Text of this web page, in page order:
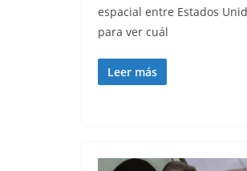
espacial entre Estados
para ver cuál
Leer más